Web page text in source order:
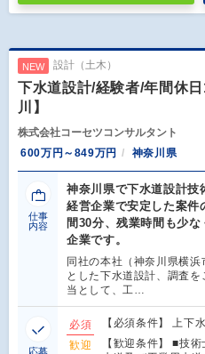
NEW 設計（土木）
下水道設計/経験者/年間休
川】
株式会社コーセツコンサルタント
600万円～849万円
神奈川県
仕事
内容
神奈川県で下水道設計技
経営企業で安定した案件
間30分、残業時間も少
企業です。
同社の本社（神奈川県横
とした下水道設計、調査
当として、工…
応募
必須
【必須条件】 上下
歓迎
【歓迎条件】 ■技